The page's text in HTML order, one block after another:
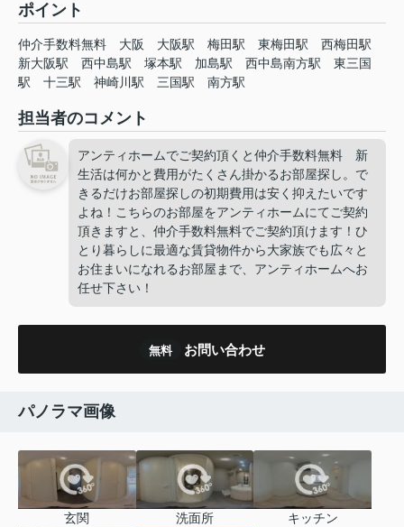
ポイント
仲介手数料無料 大阪 大阪駅 梅田駅 東梅田駅
西梅田駅
新大阪駅
西中島駅 塚本駅 加島駅 西中島南方駅
東三国
駅
十三駅 神崎川駅 三国駅 南方駅
担当者のコメント
アンティホームでご契約頂くと仲介手数料無料 新
生活は何かと費用がたくさん掛かるお部屋探し。で
きるだけお部屋探しの初期費用は安く抑えたいです
よね！こちらのお部屋をアンティホームにてご契約
頂きますと、仲介手数料無料でご契約頂けます！ひ
とり暮らしに最適な賃貸物件から大家族でも広々と
お住まいになれるお部屋まで、アンティホームへお
任せ下さい！
無料 お問い合わせ
パノラマ画像
玄関 洗面所 キッチン